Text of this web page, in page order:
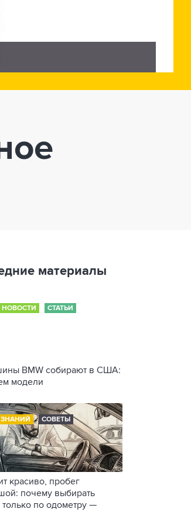
материалы
НОВОСТИ СТАТЬИ
BMW собирают в США:
модели
ЗНАНИЙ СОВЕТЫ
красиво, пробег
почему выбирать
по одометру —